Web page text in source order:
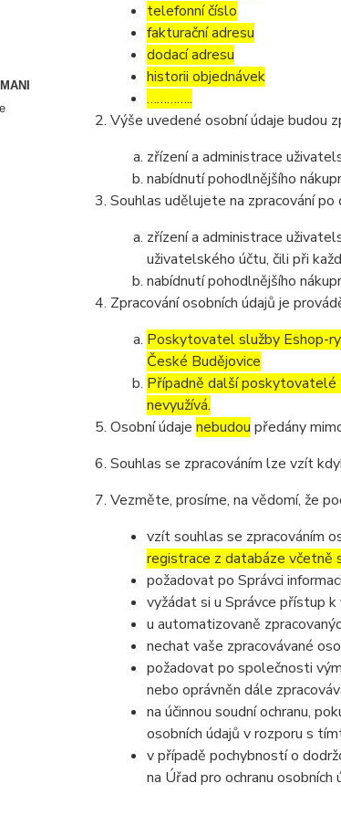
telefonní číslo
fakturační adresu
dodací adresu
historii objednávek
…………..
Výše uvedené osobní údaje budou
zřízení a administrace
nabídnutí pohodlnějšího
Souhlas udělujete na zpracování po
zřízení a administrace
uživatelského účtu, čili při
nabídnutí pohodlnějšího
Zpracování osobních údajů je
Poskytovatel služby Eshop-
České Budějovice
Případně další poskytovatelé
nevyužívá.
Osobní údaje nebudou předány
Souhlas se zpracováním lze vzít
Vezměte, prosíme, na vědomí, že
vzít souhlas se zpracováním
registrace z databáze včetně
požadovat po Správci
vyžádat si u Správce přístup
u automatizovaně
nechat vaše zpracovávané
požadovat po společnosti
nebo oprávněn dále
na účinnou soudní ochranu,
osobních údajů v rozporu s
v případě pochybností o
na Úřad pro ochranu osobních